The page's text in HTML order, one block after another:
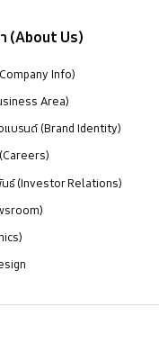
(About Us)
Info)
Area)
บรนด์ (Brand Identity)
ธ์ (Investor Relations)